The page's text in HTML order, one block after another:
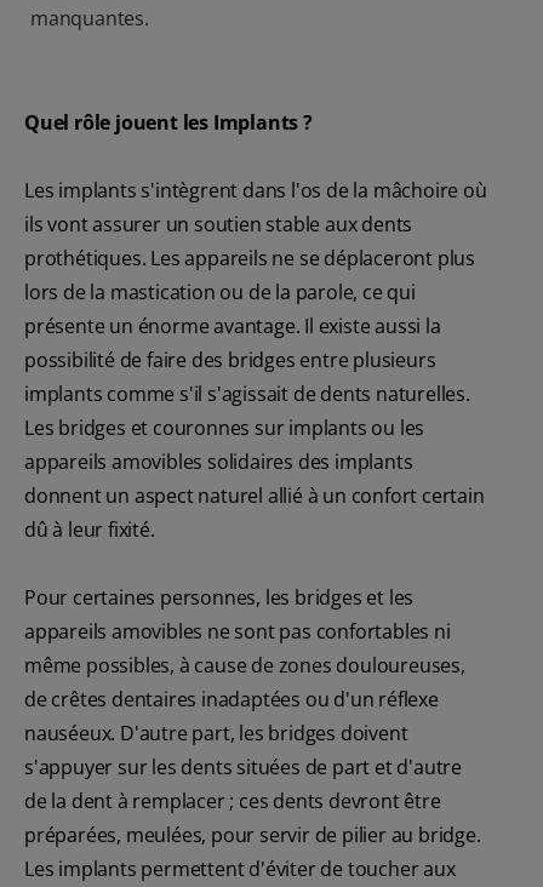
manquantes.
Quel rôle jouent les Implants ?
Les implants s'intègrent dans l'os de la mâchoire où
ils vont assurer un soutien stable aux dents
prothétiques. Les appareils ne se déplaceront plus
lors de la mastication ou de la parole, ce qui
présente un énorme avantage. Il existe aussi la
possibilité de faire des bridges entre plusieurs
implants comme s'il s'agissait de dents naturelles.
Les bridges et couronnes sur implants ou les
appareils amovibles solidaires des implants
donnent un aspect naturel allié à un confort certain
dû à leur fixité.
Pour certaines personnes, les bridges et les
appareils amovibles ne sont pas confortables ni
même possibles, à cause de zones douloureuses,
de crêtes dentaires inadaptées ou d'un réflexe
nauséeux. D'autre part, les bridges doivent
s'appuyer sur les dents situées de part et d'autre
de la dent à remplacer ; ces dents devront être
préparées, meulées, pour servir de pilier au bridge.
Les implants permettent d'éviter de toucher aux